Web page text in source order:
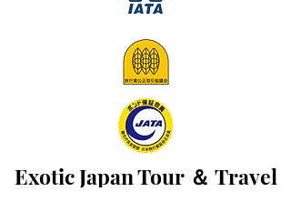
Exotic Japan Tour ＆ Travel